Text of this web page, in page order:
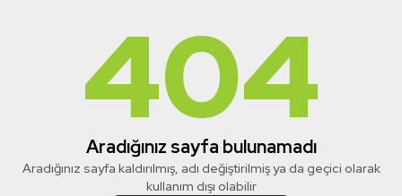
404
Aradığınız sayfa bulunamadı
Aradığınız sayfa kaldırılmış, adı değiştirilmiş ya da geçici olarak
kullanım dışı olabilir